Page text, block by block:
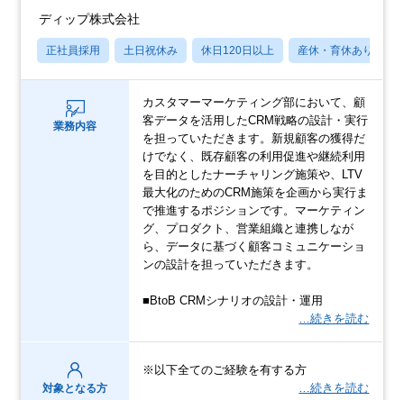
ディップ株式会社
正社員採用 土日祝休み 休日120日以上 産休・育休あり
業務内容
カスタマーマーケティング部において、顧
客データを活用したCRM戦略の設計・実行
を担っていただきます。新規顧客の獲得だ
けでなく、既存顧客の利用促進や継続利用
を目的としたナーチャリング施策や、LTV
最大化のためのCRM施策を企画から実行ま
で推進するポジションです。マーケティン
グ、プロダクト、営業組織と連携しなが
ら、データに基づく顧客コミュニケーショ
ンの設計を担っていただきます。
■BtoB CRMシナリオの設計・運用
…続きを読む
対象となる方
※以下全てのご経験を有する方
…続きを読む